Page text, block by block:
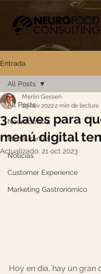
Entrada
All Posts
Neurociencia
Restaurantes
Noticias
Customer Experience
Marketing Gastronómico
All Posts
3 claves para
menú digital
Merlín Gessen
29 nov 20222 min de lectura
Actualizado: 21 oct 2023
Hoy en día, hay un gran